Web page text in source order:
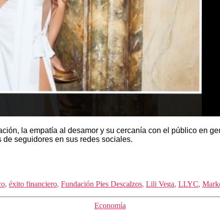
la empatía al desamor y su cercanía con el público en
seguidores en sus redes sociales.
, éxito financiero, Fundación Pies Descalzos, Lili Vega, LLYC,
Categorías
Economía